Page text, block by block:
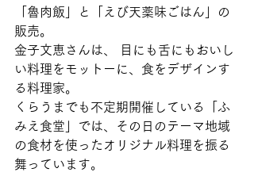
「魯肉飯」と「えび天薬味ごはん」の
販売。
金子文恵さんは、 目にも舌にもおいし
い料理をモットーに、食をデザインす
る料理家。
くらうまでも不定期開催している「ふ
みえ食堂」では、その日のテーマ地域
の食材を使ったオリジナル料理を振る
舞っています。